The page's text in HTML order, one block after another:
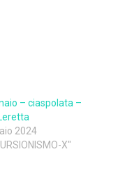
– ciaspolata –
2024
X"